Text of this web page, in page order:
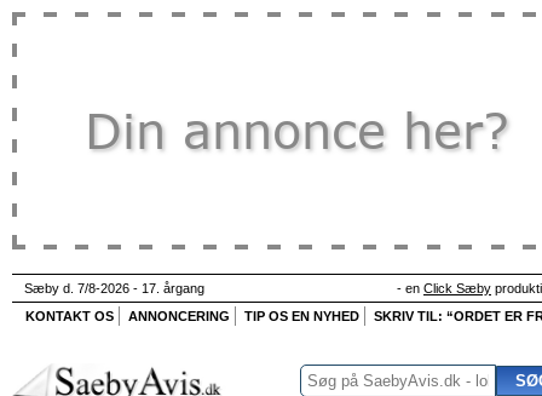
Sæby d. 7/8-2026 - 17. årgang - en Click Sæby
KONTAKT OS
ANNONCERING TIP OS EN NYHED SKRIV TIL: “ORDET ER